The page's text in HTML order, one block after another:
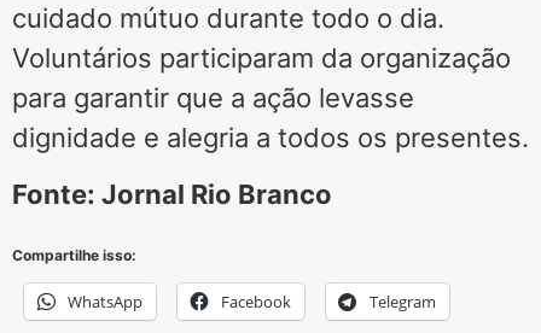
cuidado mútuo durante todo o dia.
Voluntários participaram da organização
para garantir que a ação levasse
dignidade e alegria a todos os presentes.
Fonte: Jornal Rio Branco
Compartilhe isso:
WhatsApp Facebook Telegram